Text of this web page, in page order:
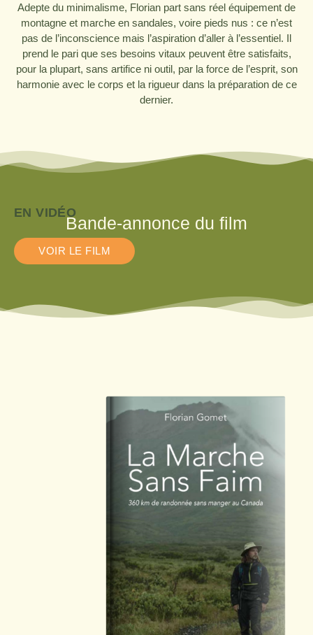
Adepte du minimalisme, Florian part sans réel équipement de
montagne et marche en sandales, voire pieds nus : ce n’est
pas de l’inconscience mais l’aspiration d’aller à l’essentiel. Il
prend le pari que ses besoins vitaux peuvent être satisfaits,
pour la plupart, sans artifice ni outil, par la force de l’esprit, son
harmonie avec le corps et la rigueur dans la préparation de ce
dernier.
EN VIDÉO
Bande-annonce du film
VOIR LE FILM